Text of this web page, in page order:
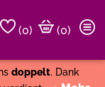
(0)
(0)
doppelt. Dank